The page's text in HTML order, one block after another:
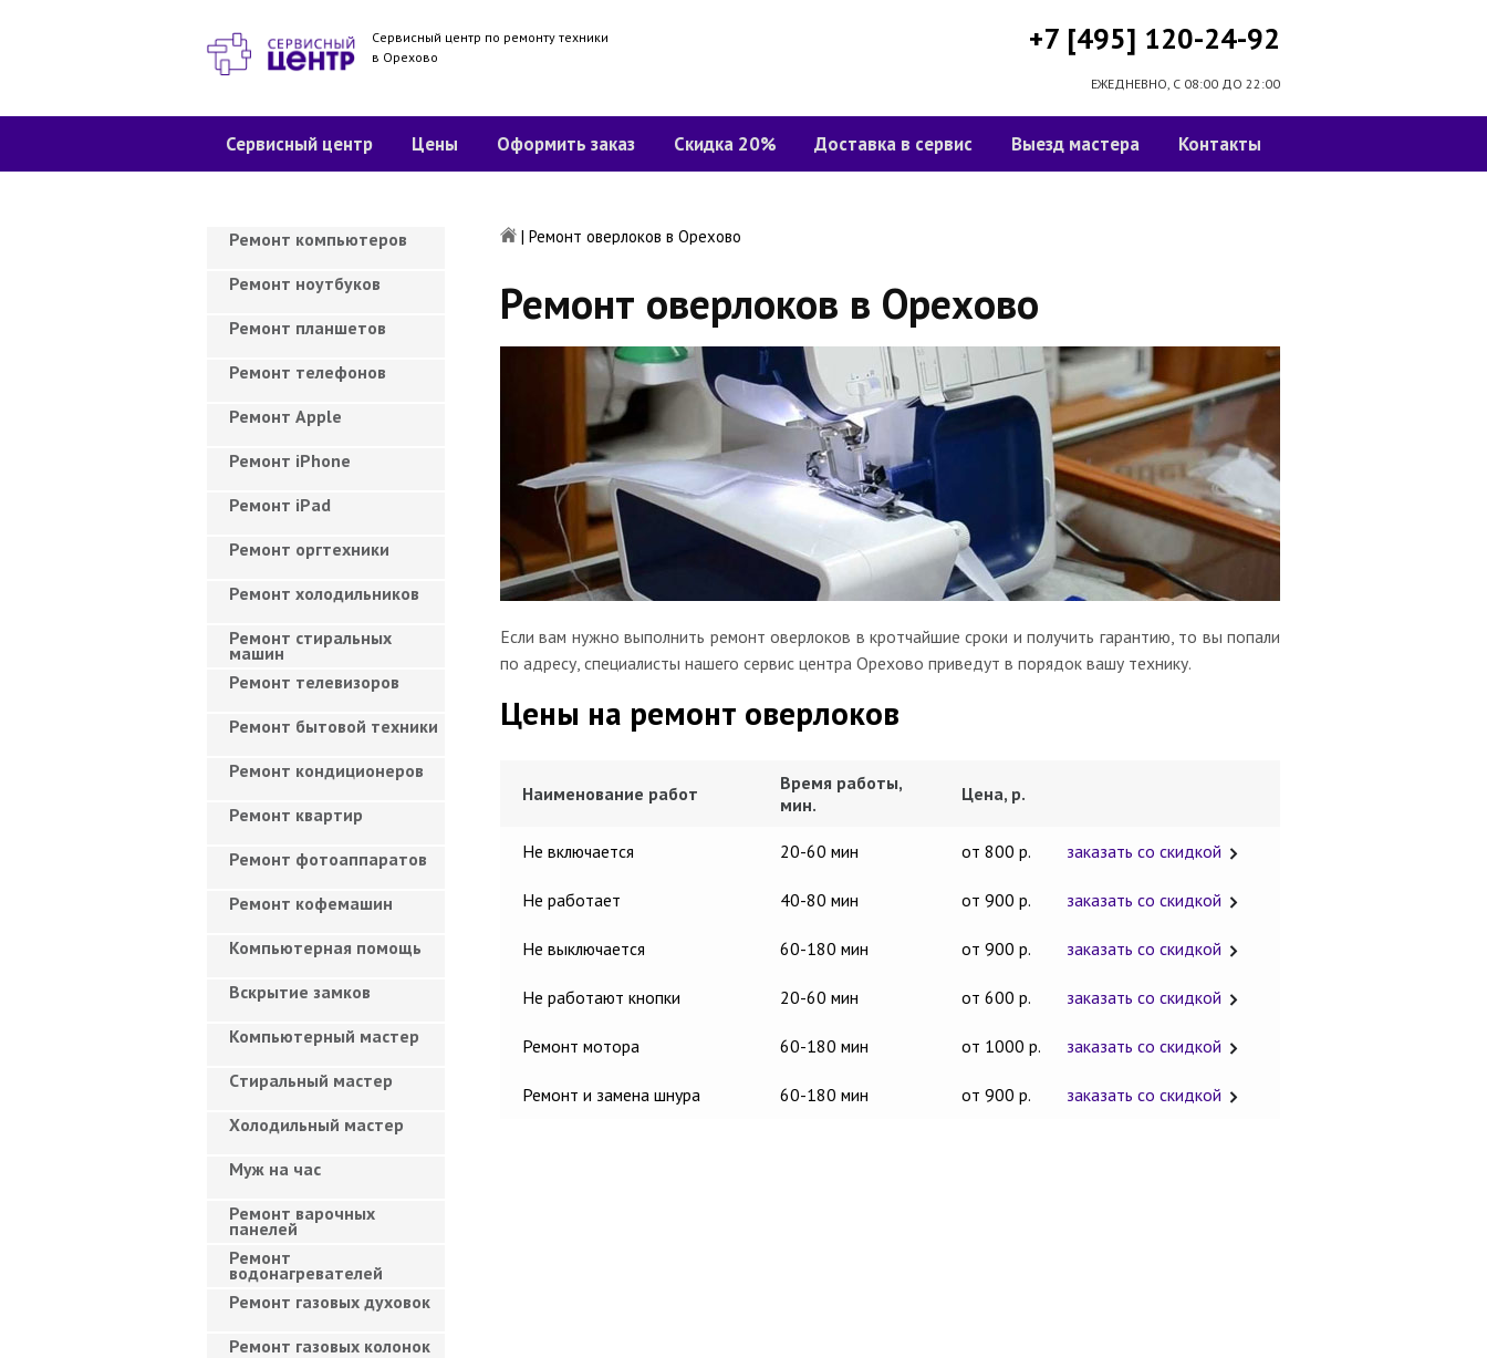
Сервисный центр по ремонту техники
в Орехово
+7 [495] 120-24-92
ЕЖЕДНЕВНО, С 08:00 ДО 22:00
Сервисный центр Цены Оформить заказ Скидка 20% Доставка в сервис Выезд мастера Контакты
| Ремонт оверлоков в Орехово
Ремонт оверлоков в Орехово
Если вам нужно выполнить ремонт оверлоков в кротчайшие сроки и получить гарантию, то вы попали
по адресу, специалисты нашего сервис центра Орехово приведут в порядок вашу технику.
Цены на ремонт оверлоков
Наименование работ
Время работы,
мин.
Цена, р.
Не включается 20-60 мин от 800 р. заказать со скидкой
Не работает 40-80 мин от 900 р. заказать со скидкой
Не выключается 60-180 мин от 900 р. заказать со скидкой
Не работают кнопки 20-60 мин от 600 р. заказать со скидкой
Ремонт мотора 60-180 мин от 1000 р. заказать со скидкой
Ремонт и замена шнура 60-180 мин от 900 р. заказать со скидкой
Ремонт компьютеров
Ремонт ноутбуков
Ремонт планшетов
Ремонт телефонов
Ремонт Apple
Ремонт iPhone
Ремонт iPad
Ремонт оргтехники
Ремонт холодильников
Ремонт стиральных
машин
Ремонт телевизоров
Ремонт бытовой техники
Ремонт кондиционеров
Ремонт квартир
Ремонт фотоаппаратов
Ремонт кофемашин
Компьютерная помощь
Вскрытие замков
Компьютерный мастер
Cтиральный мастер
Холодильный мастер
Муж на час
Ремонт варочных
панелей
Ремонт
водонагревателей
Ремонт газовых духовок
Ремонт газовых колонок